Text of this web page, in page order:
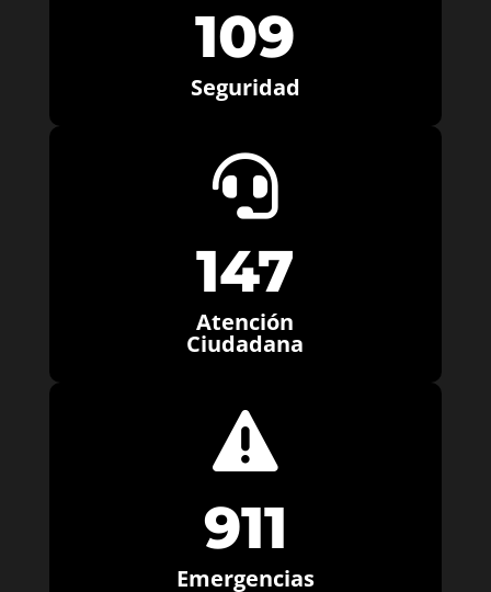
109
Seguridad

147
Atención
Ciudadana

911
Emergencias